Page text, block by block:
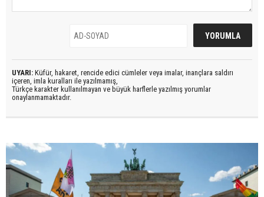
UYARI: Küfür, hakaret, rencide edici cümleler veya imalar, inançlara saldırı
içeren, imla kuralları ile yazılmamış,
Türkçe karakter kullanılmayan ve büyük harflerle yazılmış yorumlar
onaylanmamaktadır.